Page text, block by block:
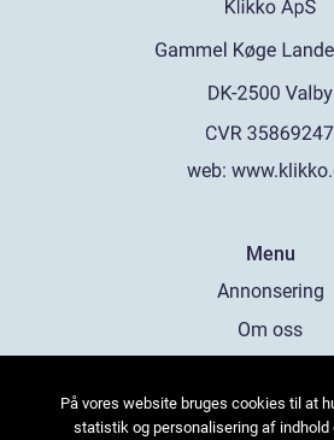
web:
Menu
Annonsering
Om oss
Kontakta oss
På vores website bruges cookies til at
statistik og personalisering af indhold